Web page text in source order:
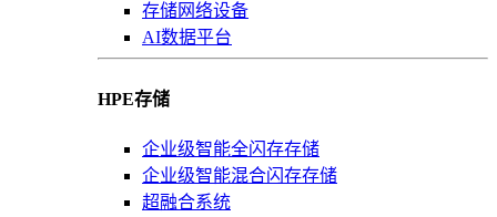
存储网络设备
AI数据平台
HPE存储
企业级智能全闪存存储
企业级智能混合闪存存储
超融合系统